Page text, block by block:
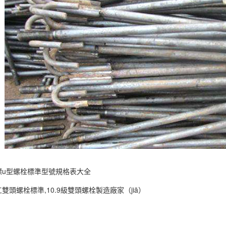
u型螺栓標準型號規格表大全
頭螺栓標準,10.9級雙頭螺栓製造廠家（jiā）